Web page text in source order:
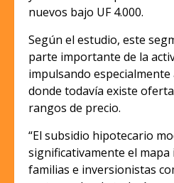
nuevos bajo UF 4.000.
Según el estudio, este
parte importante de la
impulsando especialmente
donde todavía existe
rangos de precio.
“El subsidio hipotecario
significativamente el
familias e inversionistas